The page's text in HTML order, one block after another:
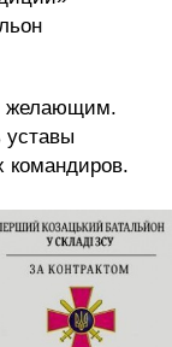
желающим.